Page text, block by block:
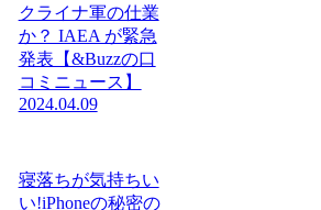
クライナ軍の仕業
か？ IAEA が緊急
発表【&Buzzの口
コミニュース】
2024.04.09
寝落ちが気持ちい
い!iPhoneの秘密の